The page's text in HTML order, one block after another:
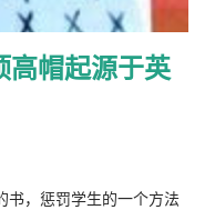
高帽起源于英
书，惩罚学生的一个方法